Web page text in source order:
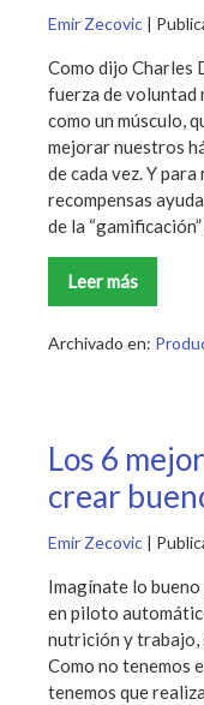
Emir Zecovic |
Como dijo Charles
fuerza de voluntad
como un músculo,
mejorar nuestros
de cada vez. Y
recompensas
de la
Leer más
Las
top
apps
vida
Archivado en:
Los 6
crear
Emir Zecovic |
Imagínate lo
en piloto
nutrición y trabajo,
Como no tenemos
tenemos que